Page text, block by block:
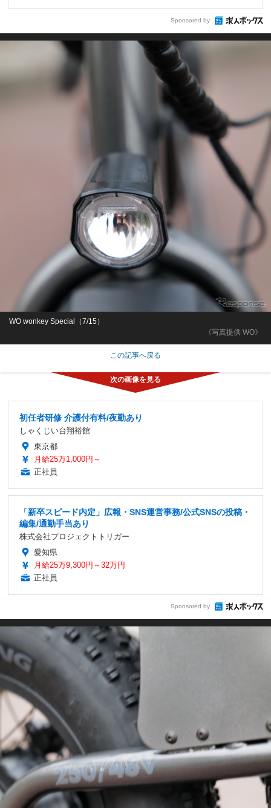
Sponsored by
《写真提供 WO》
WO wonkey Special（7/15）
この記事へ戻る
初任者研修 介護付有料/夜勤あり
しゃくじい台翔裕館
東京都
月給25万1,000円～
正社員
「新卒スピード内定」広報・SNS運営事務/公式SNSの投稿・
編集/通勤手当あり
株式会社プロジェクトトリガー
愛知県
月給25万9,300円～32万円
正社員
Sponsored by